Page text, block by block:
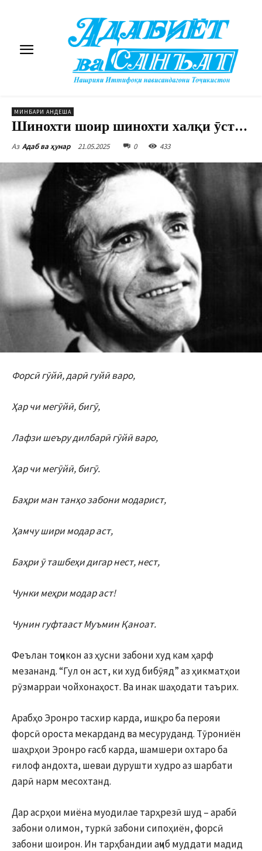
МИНБАРИ АНДЕША
Шинохти шоир шинохти халқи ӯст…
Аз Адаб ва ҳунар 21.05.2025 0 433
Форсӣ гӯйӣ, дарӣ гуйӣ варо,
Ҳар чи мегӯйӣ, бигӯ,
Лафзи шеъру дилбарӣ гӯйӣ варо,
Ҳар чи мегӯйӣ, бигӯ.
Баҳри ман танҳо забони модарист,
Ҳамчу шири модар аст,
Баҳри ӯ ташбеҳи дигар нест, нест,
Чунки меҳри модар аст!
Чунин гуфтааст Муъмин Қаноат.
Феълан тоҷикон аз ҳусни забони худ кам ҳарф
мезананд. “Гул он аст, ки худ бибӯяд” аз ҳикматҳои
рӯзмарраи чойхонаҳост. Ва инак шаҳодати таърих.
Арабҳо Эронро тасхир карда, ишқро ба перояи
форсӣ ороста мекарданд ва месуруданд. Тӯрониён
шаҳрҳои Эронро ғасб карда, шамшери охтаро ба
ғилоф андохта, шеваи дурушти худро аз шарбати
дарӣ нарм месохтанд.
Дар асрҳои миёна муодилае тарҳрезӣ шуд – арабӣ
забони олимон, туркӣ забони сипоҳиён, форсӣ
забони шоирон. Ин тарҳбандии аҷиб муддати мадид